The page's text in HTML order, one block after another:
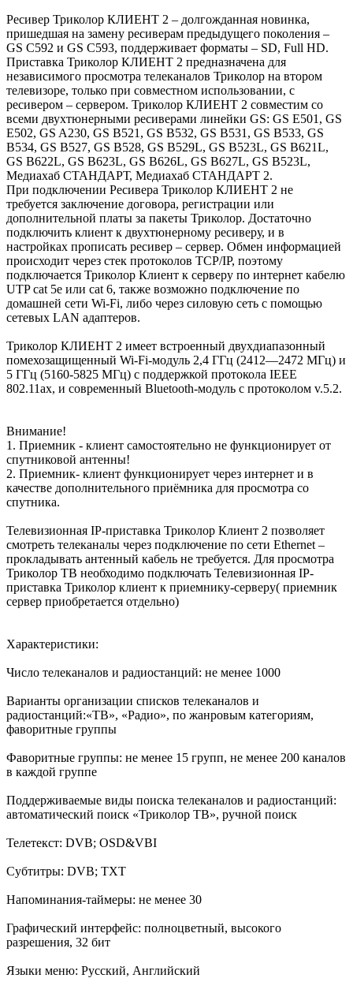
Ресивер Триколор КЛИЕНТ 2 – долгожданная новинка,
пришедшая на замену ресиверам предыдущего поколения –
GS C592 и GS C593, поддерживает форматы – SD, Full HD.
Приставка Триколор КЛИЕНТ 2 предназначена для
независимого просмотра телеканалов Триколор на втором
телевизоре, только при совместном использовании, с
ресивером – сервером. Триколор КЛИЕНТ 2 совместим со
всеми двухтюнерными ресиверами линейки GS: GS E501, GS
E502, GS A230, GS B521, GS B532, GS B531, GS B533, GS
B534, GS B527, GS B528, GS B529L, GS B523L, GS B621L,
GS B622L, GS B623L, GS B626L, GS B627L, GS B523L,
Медиахаб СТАНДАРТ, Медиахаб СТАНДАРТ 2.
При подключении Ресивера Триколор КЛИЕНТ 2 не
требуется заключение договора, регистрации или
дополнительной платы за пакеты Триколор. Достаточно
подключить клиент к двухтюнерному ресиверу, и в
настройках прописать ресивер – сервер. Обмен информацией
происходит через стек протоколов TCP/IP, поэтому
подключается Триколор Клиент к серверу по интернет кабелю
UTP cat 5e или cat 6, также возможно подключение по
домашней сети Wi-Fi, либо через силовую сеть с помощью
сетевых LAN адаптеров.
Триколор КЛИЕНТ 2 имеет встроенный двухдиапазонный
помехозащищенный Wi-Fi-модуль 2,4 ГГц (2412—2472 МГц) и
5 ГГц (5160-5825 МГц) с поддержкой протокола IEEE
802.11ax, и современный Bluetooth-модуль с протоколом v.5.2.
Внимание!
1. Приемник - клиент самостоятельно не функционирует от
спутниковой антенны!
2. Приемник- клиент функционирует через интернет и в
качестве дополнительного приёмника для просмотра со
спутника.
Телевизионная IP-приставка Триколор Клиент 2 позволяет
смотреть телеканалы через подключение по сети Ethernet –
прокладывать антенный кабель не требуется. Для просмотра
Триколор ТВ необходимо подключать Телевизионная IP-
приставка Триколор клиент к приемнику-серверу( приемник
сервер приобретается отдельно)
Характеристики:
Число телеканалов и радиостанций: не менее 1000
Варианты организации списков телеканалов и
радиостанций:«ТВ», «Радио», по жанровым категориям,
фаворитные группы
Фаворитные группы: не менее 15 групп, не менее 200 каналов
в каждой группе
Поддерживаемые виды поиска телеканалов и радиостанций:
автоматический поиск «Триколор ТВ», ручной поиск
Телетекст: DVB; OSD&VBI
Субтитры: DVB; TXT
Напоминания-таймеры: не менее 30
Графический интерфейс: полноцветный, высокого
разрешения, 32 бит
Языки меню: Русский, Английский